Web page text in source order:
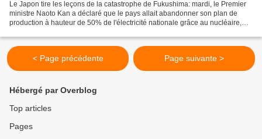
Le Japon tire les leçons de la catastrophe de Fukushima: mardi, le Premier
ministre Naoto Kan a déclaré que le pays allait abandonner son plan de
production à hauteur de 50% de l'électricité nationale grâce au nucléaire,
< Page précédente Page suivante >
Hébergé par Overblog
Top articles
Pages